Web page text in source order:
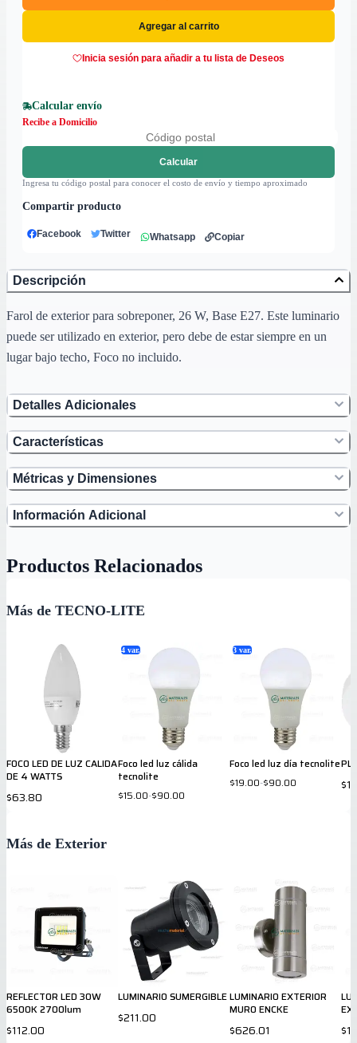
Agregar al carrito
Inicia sesión para añadir a tu lista de Deseos
Calcular envío
Recibe a Domicilio
Calcular
Ingresa tu código postal para conocer el costo de envío y tiempo aproximado
Compartir producto
Facebook Twitter Whatsapp Copiar
Descripción
Farol de exterior para sobreponer, 26 W, Base E27. Este luminario
puede ser utilizado en exterior, pero debe de estar siempre en un
lugar bajo techo, Foco no incluido.
Detalles Adicionales
Características
Métricas y Dimensiones
Información Adicional
Productos Relacionados
Más de TECNO-LITE
FOCO LED DE LUZ CALIDA
DE 4 WATTS
$63.80
4 var.
Foco led luz cálida
tecnolite
$15.00-$90.00
3 var.
Foco led luz día tecnolite
$19.00-$90.00
Más de Exterior
REFLECTOR LED 30W
6500K 2700lum
$112.00
LUMINARIO SUMERGIBLE
$211.00
LUMINARIO EXTERIOR
MURO ENCKE
$626.01